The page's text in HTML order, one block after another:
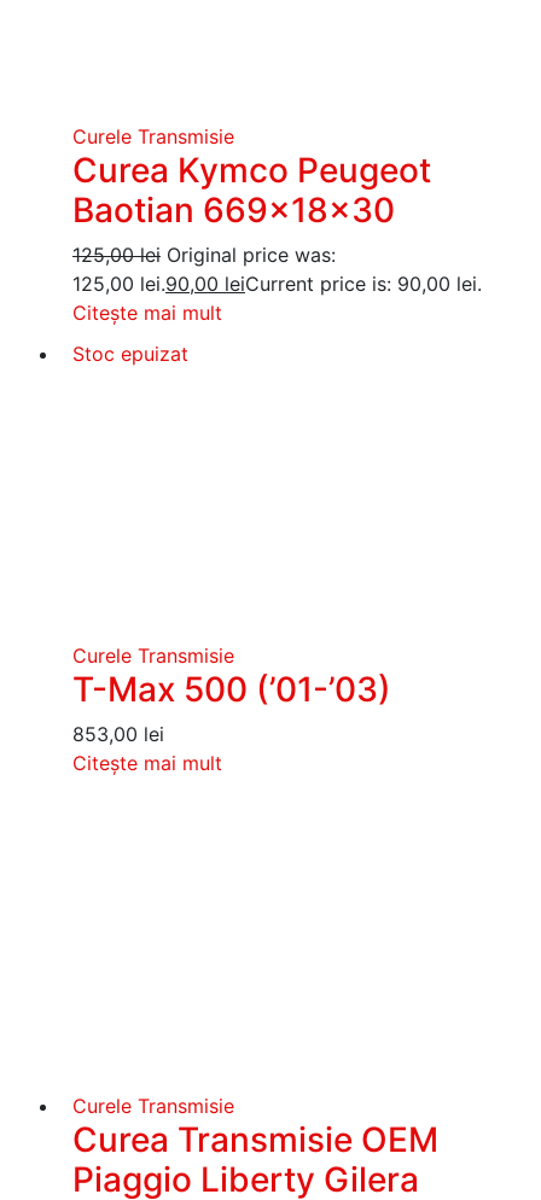
Curele Transmisie
Curea Kymco Peugeot
Baotian 669x18x30
125,00lei Original price was:
125,00 lei.90,00 leiCurrent price is: 90,00 lei.
Citește mai mult
Stoc epuizat
Curele Transmisie
T-Max 500 (’01-’03)
853,00 lei
Citește mai mult
Curele Transmisie
Curea Transmisie OEM
Piaggio Liberty Gilera